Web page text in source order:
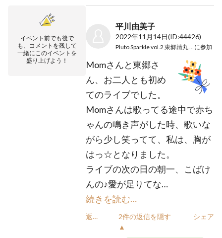
イベント前でも後で
も、コメントを残して
一緒にこのイベントを
盛り上げよう！
平川由美子
2022年11月14日(ID:44426)
に参加
Momさんと東郷さ
ん、お二人とも初め
てのライブでした。
Momさんは歌ってる途中で赤ち
ゃんの鳴き声がした時、歌いな
がら少し笑ってて、私は、胸が
はっ☆となりました。
ライブの次の日の朝一、こばけ
んの♪愛が足りてな…
続きを読む…
返信
2件の返信を隠す
▲
シェア